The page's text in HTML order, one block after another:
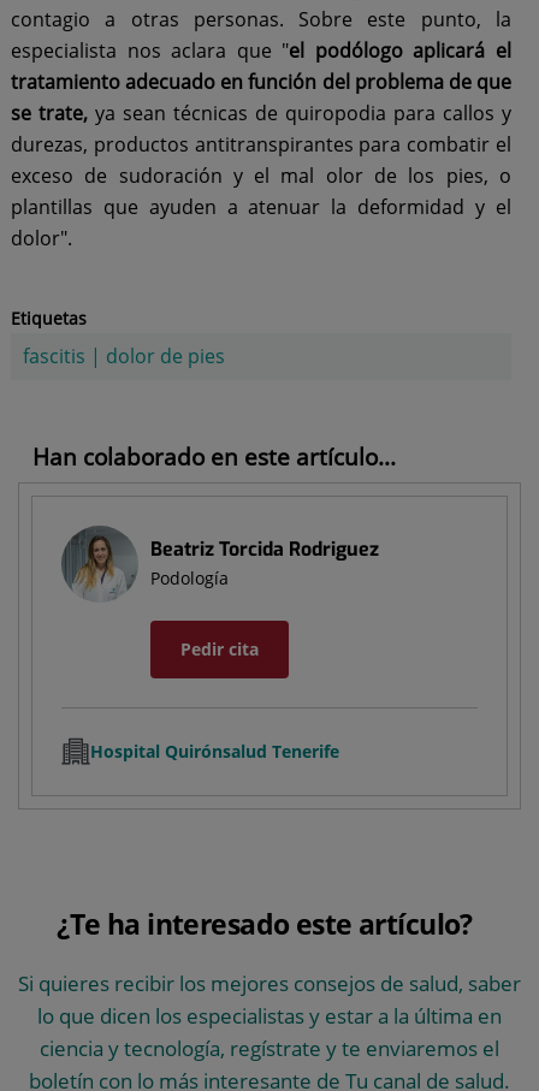
contagio a otras personas. Sobre este punto, la
especialista nos aclara que "el podólogo aplicará el
tratamiento adecuado en función del problema de que
se trate,ya sean técnicas de quiropodia para callos y
durezas, productos antitranspirantes para combatir el
exceso de sudoración y el mal olor de los pies, o
plantillas que ayuden a atenuar la deformidad y el
dolor".
Etiquetas
fascitis | dolor de pies
Han colaborado en este artículo...
Beatriz Torcida Rodriguez
Podología
Pedir cita
Hospital Quirónsalud Tenerife
¿Te ha interesado este artículo?
Si quieres recibir los mejores consejos de salud, saber
lo que dicen los especialistas y estar a la última en
ciencia y tecnología, regístrate y te enviaremos el
boletín con lo más interesante de Tu canal de salud.